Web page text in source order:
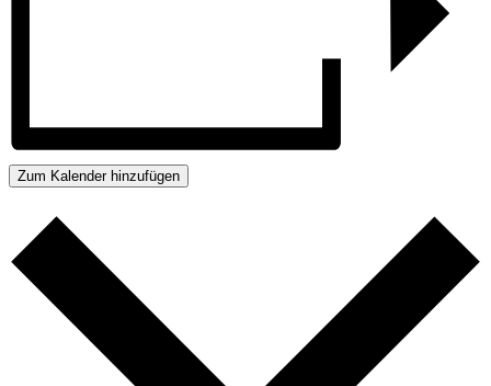
Zum Kalender hinzufügen